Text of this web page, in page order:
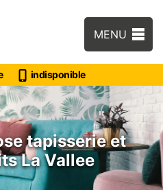
MENU
indisponible
tapisserie et
La Vallee